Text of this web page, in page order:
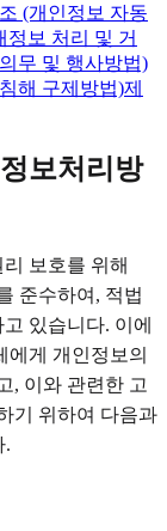
(개인정보 자동
정보 처리 및 거
무 및 행사방법)
해 구제방법)제
보처리방
보호를 위해
준수하여, 적법
있습니다. 이에
에게 개인정보의
, 이와 관련한 고
기 위하여 다음과
.